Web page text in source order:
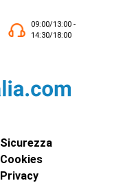
09:00/13:00 -
14:30/18:00
Sicurezza
Cookies
Privacy